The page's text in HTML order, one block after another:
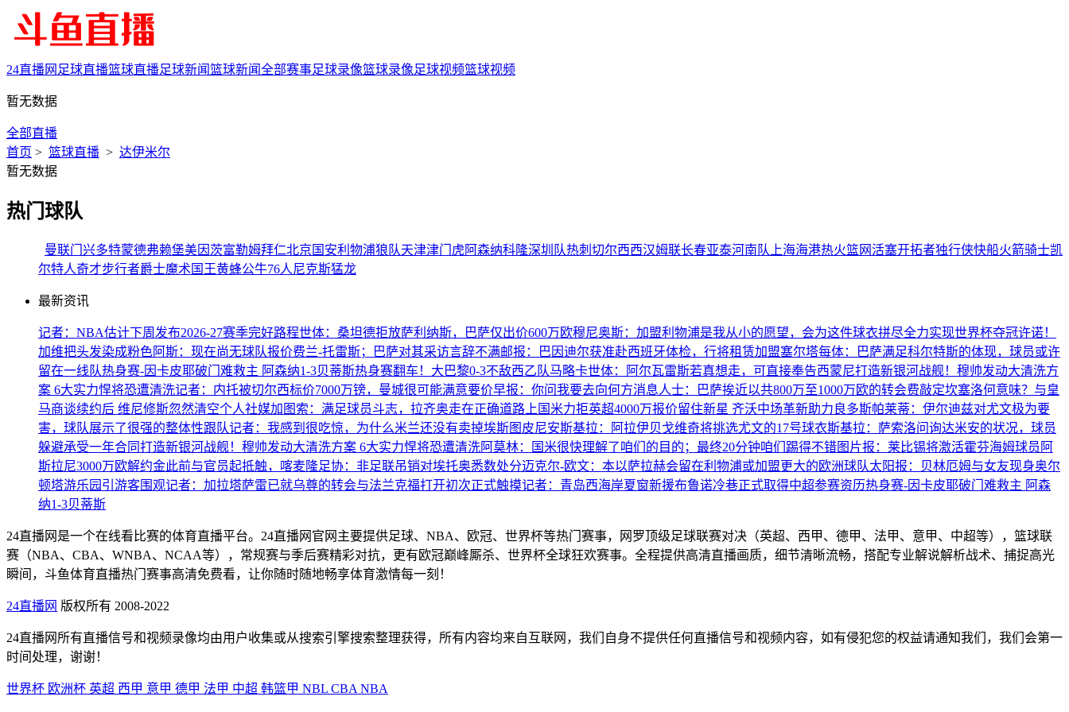
24直播网 足球直播篮球直播足球新闻篮球新闻全部赛事足球录像篮球录像足球视频篮球视频
暂无数据
全部直播
首页 > 篮球直播 > 达伊米尔
暂无数据
热门球队
曼联门兴多特蒙德弗赖堡美因茨富勒姆拜仁北京国安利物浦狼队天津津门虎 阿森纳科隆深圳队热刺 切尔西西汉姆联长春亚泰河南队 上海海港热火篮网活塞开拓者独行侠快船火箭骑士凯
尔特人奇才步行者爵士魔术国王黄蜂公牛76人 尼克斯猛龙
最新资讯
记者：NBA估计下周发布2026-27赛季完好路程世体：桑坦德拒放萨利纳斯，巴萨仅出价600万欧穆尼奥斯：加盟利物浦是我从小的愿望，会为这件球衣拼尽全力实现世界杯夺冠许诺！
加维把头发染成粉色阿斯：现在尚无球队报价费兰-托雷斯；巴萨对其采访言辞不满邮报：巴因迪尔获准赴西班牙体检，行将租赁加盟塞尔塔每体：巴萨满足科尔特斯的体现，球员或许
留在一线队热身赛-因卡皮耶破门难救主 阿森纳1-3贝蒂斯热身赛翻车！大巴黎0-3不敌西乙队马略卡世体：阿尔瓦雷斯若真想走，可直接奉告西蒙尼打造新银河战舰！穆帅发动大清洗方
案 6大实力悍将恐遭清洗记者：内托被切尔西标价7000万镑，曼城很可能满意要价早报：你问我要去向何方消息人士：巴萨挨近以共800万至1000万欧的转会费敲定坎塞洛何意味？与皇
马商谈续约后 维尼修斯忽然清空个人社媒加图索：满足球员斗志，拉齐奥走在正确道路上 国米力拒英超4000万报价留住新星 齐沃中场革新助力良多斯帕莱蒂：伊尔迪兹对尤文极为要
害，球队展示了很强的整体性跟队记者：我感到很吃惊，为什么米兰还没有卖掉埃斯图皮尼安斯基拉：阿拉伊贝戈维奇将挑选尤文的17号球衣斯基拉：萨索洛问询达米安的状况，球员
躲避承受一年合同打造新银河战舰！穆帅发动大清洗方案 6大实力悍将恐遭清洗阿莫林：国米很快理解了咱们的目的；最终20分钟咱们踢得不错图片报：莱比锡将激活霍芬海姆球员阿
斯拉尼3000万欧解约金此前与官员起抵触，喀麦隆足协：非足联吊销对埃托奥悉数处分迈克尔-欧文：本以萨拉赫会留在利物浦或加盟更大的欧洲球队太阳报：贝林厄姆与女友现身奥尔
顿塔游乐园引游客围观记者：加拉塔萨雷已就乌尊的转会与法兰克福打开初次正式触摸记者：青岛西海岸夏窗新援布鲁诺冷巷正式取得中超参赛资历热身赛-因卡皮耶破门难救主 阿森
纳1-3贝蒂斯
24直播网是一个在线看比赛的体育直播平台。24直播网官网主要提供足球、NBA、欧冠、世界杯等热门赛事，网罗顶级足球联赛对决（英超、西甲、德甲、法甲、意甲、中超等），篮球联
赛（NBA、CBA、WNBA、NCAA等），常规赛与季后赛精彩对抗，更有欧冠巅峰厮杀、世界杯全球狂欢赛事。全程提供高清直播画质，细节清晰流畅，搭配专业解说解析战术、捕捉高光
瞬间，斗鱼体育直播热门赛事高清免费看，让你随时随地畅享体育激情每一刻！
24直播网 版权所有 2008-2022
24直播网所有直播信号和视频录像均由用户收集或从搜索引擎搜索整理获得，所有内容均来自互联网，我们自身不提供任何直播信号和视频内容，如有侵犯您的权益请通知我们，我们会第一
时间处理，谢谢！
世界杯 欧洲杯 英超 西甲 意甲 德甲 法甲 中超 韩篮甲 NBL CBA NBA